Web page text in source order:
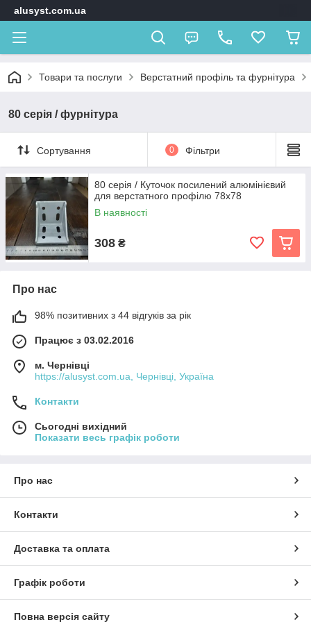
alusyst.com.ua
Товари та послуги Верстатний профіль та фурнітура
80 серія / фурнітура
Сортування 0 Фільтри
80 серія / Куточок посилений алюмінієвий
для верстатного профілю 78х78
В наявності
308 ₴
Про нас
98% позитивних з 44 відгуків за рік
Працює з 03.02.2016
м. Чернівці
https://alusyst.com.ua, Чернівці, Україна
Контакти
Сьогодні вихідний
Показати весь графік роботи
Про нас
Контакти
Доставка та оплата
Графік роботи
Повна версія сайту